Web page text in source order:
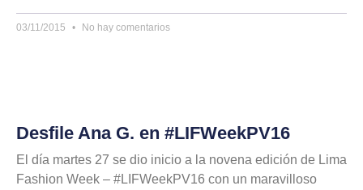
03/11/2015 No hay comentarios
Desfile Ana G. en #LIFWeekPV16
El día martes 27 se dio inicio a la novena edición de Lima
Fashion Week – #LIFWeekPV16 con un maravilloso